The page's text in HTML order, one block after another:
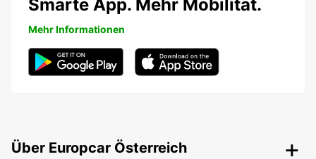
Smarte App. Mehr Mobilität.
Mehr Informationen
Über Europcar Österreich